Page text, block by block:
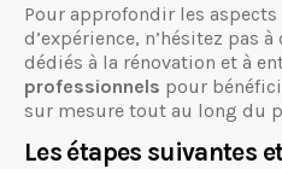
Pour approfondir les
d’expérience, n’hésitez pas
dédiés à la rénovation et à
professionnels pour
sur mesure tout au long du
Les étapes suivantes